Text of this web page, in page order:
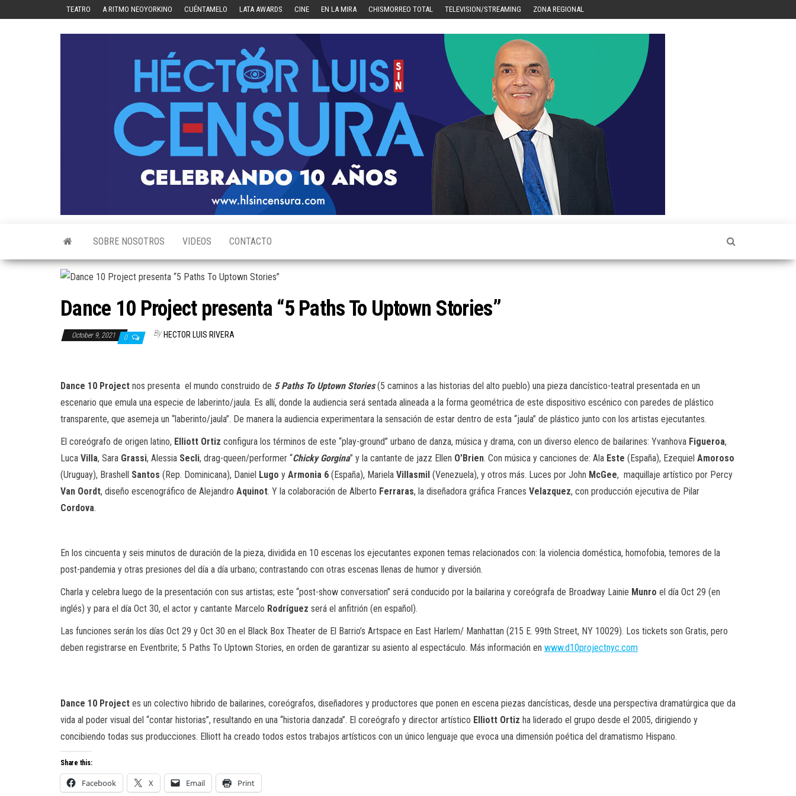
TEATRO A RITMO NEOYORKINO CUÉNTAMELO LATA AWARDS CINE EN LA MIRA CHISMORREO TOTAL TELEVISION/STREAMING ZONA REGIONAL
SOBRE NOSOTROS VIDEOS CONTACTO
Dance 10 Project presenta “5 Paths To Uptown Stories”
October 9, 2021 0 By HECTOR LUIS RIVERA
Dance 10 Project nos presenta el mundo construido de 5 Paths To Uptown Stories(5 caminos a las historias del alto pueblo) una pieza dancístico-teatral presentada en un
escenario que emula una especie de laberinto/jaula. Es allí, donde la audiencia será sentada alineada a la forma geométrica de este dispositivo escénico con paredes de plástico
transparente, que asemeja un “laberinto/jaula”. De manera la audiencia experimentara la sensación de estar dentro de esta “jaula” de plástico junto con los artistas ejecutantes.
El coreógrafo de origen latino, Elliott Ortiz configura los términos de este “play-ground” urbano de danza, música y drama, con un diverso elenco de bailarines: Yvanhova Figueroa,
Luca Villa, Sara Grassi, Alessia Secli, drag-queen/performer “Chicky Gorgina” y la cantante de jazz Ellen O’Brien. Con música y canciones de: Ala Este (España), Ezequiel Amoroso
(Uruguay), Brashell Santos (Rep. Dominicana), Daniel Lugo y Armonia 6 (España), Mariela Villasmil (Venezuela), y otros más. Luces por John McGee, maquillaje artístico por Percy
Van Oordt, diseño escenográfico de Alejandro Aquinot. Y la colaboración de Alberto Ferraras, la diseñadora gráfica Frances Velazquez, con producción ejecutiva de Pilar
Cordova.
En los cincuenta y seis minutos de duración de la pieza, dividida en 10 escenas los ejecutantes exponen temas relacionados con: la violencia doméstica, homofobia, temores de la
post-pandemia y otras presiones del día a día urbano; contrastando con otras escenas llenas de humor y diversión.
Charla y celebra luego de la presentación con sus artistas; este “post-show conversation” será conducido por la bailarina y coreógrafa de Broadway Lainie Munro el día Oct 29 (en
inglés) y para el día Oct 30, el actor y cantante Marcelo Rodríguez será el anfitrión (en español).
Las funciones serán los días Oct 29 y Oct 30 en el Black Box Theater de El Barrio’s Artspace en East Harlem/ Manhattan (215 E. 99th Street, NY 10029). Los tickets son Gratis, pero
deben registrarse en Eventbrite; 5 Paths To Uptown Stories, en orden de garantizar su asiento al espectáculo. Más información en www.d10projectnyc.com
Dance 10 Project es un colectivo hibrido de bailarines, coreógrafos, diseñadores y productores que ponen en escena piezas dancísticas, desde una perspectiva dramatúrgica que da
vida al poder visual del “contar historias”, resultando en una “historia danzada”. El coreógrafo y director artístico Elliott Ortiz ha liderado el grupo desde el 2005, dirigiendo y
concibiendo todas sus producciones. Elliott ha creado todos estos trabajos artísticos con un único lenguaje que evoca una dimensión poética del dramatismo Hispano.
Share this:
Facebook X Email Print